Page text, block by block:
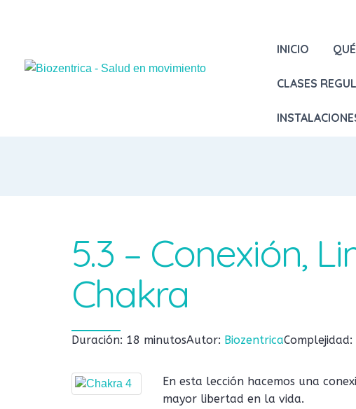
INICIO
CLASES
5.3 – Conexión,
Chakra
Duración: 18 minutosAutor: BiozentricaComplejidad:
En esta lección hacemos una
mayor libertad en la vida.